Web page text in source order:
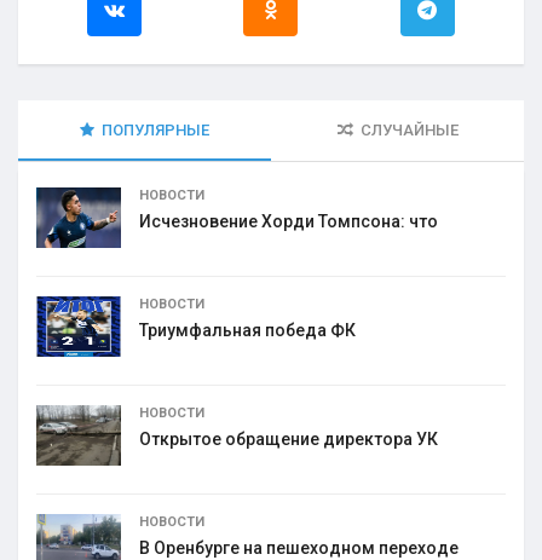
ПОПУЛЯРНЫЕ СЛУЧАЙНЫЕ
НОВОСТИ
Исчезновение Хорди Томпсона: что
НОВОСТИ
Триумфальная победа ФК
НОВОСТИ
Открытое обращение директора УК
НОВОСТИ
В Оренбурге на пешеходном переходе